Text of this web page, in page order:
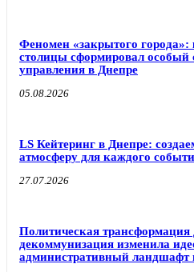
Феномен «закрытого города»:
столицы сформировал особый
управления в Днепре
05.08.2026
LS Кейтеринг в Днепре:
атмосферу для каждого
27.07.2026
Политическая
декоммунизация изменила
административный ландшафт